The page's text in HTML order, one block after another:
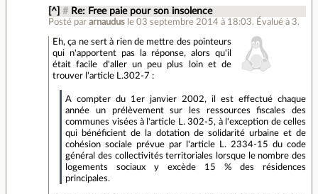
[^] # Re: Free paie pour son insolence
Posté pararnaudus le 03 septembre 2014 à 18:03. Évalué à 3.
Eh, ça ne sert à rien de mettre des pointeurs
qui n'apportent pas la réponse, alors qu'il
était facile d'aller un peu plus loin et de
trouver l'article L.302-7 :
A compter du 1er janvier 2002, il est effectué chaque
année un prélèvement sur les ressources fiscales des
communes visées à l'article L. 302-5, à l'exception de celles
qui bénéficient de la dotation de solidarité urbaine et de
cohésion sociale prévue par l'article L. 2334-15 du code
général des collectivités territoriales lorsque le nombre des
logements sociaux y excède 15 % des résidences
principales.